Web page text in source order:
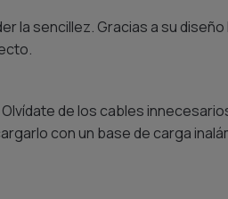
sencillez. Gracias a su diseño
de los cables
con un base de carga